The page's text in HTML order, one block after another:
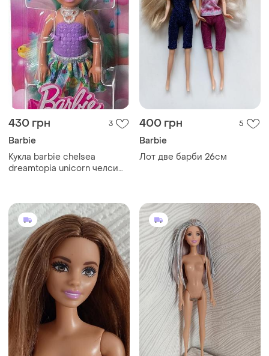
430 грн 3
Barbie
Кукла barbie chelsea
dreamtopia unicorn челси
400 грн 5
Barbie
Лот две барби 26см